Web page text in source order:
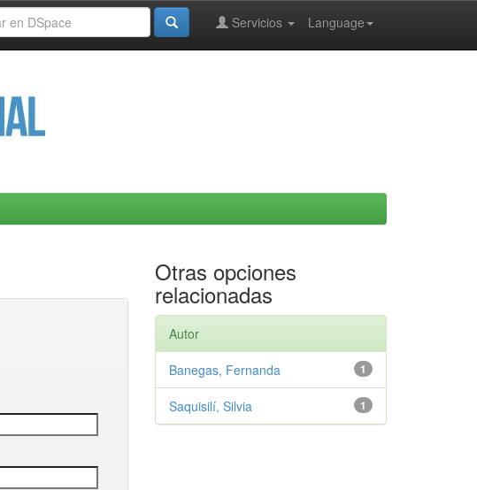
Language
Servicios
Otras opciones
relacionadas
Autor
1
Banegas, Fernanda
1
Saquisilí, Silvia